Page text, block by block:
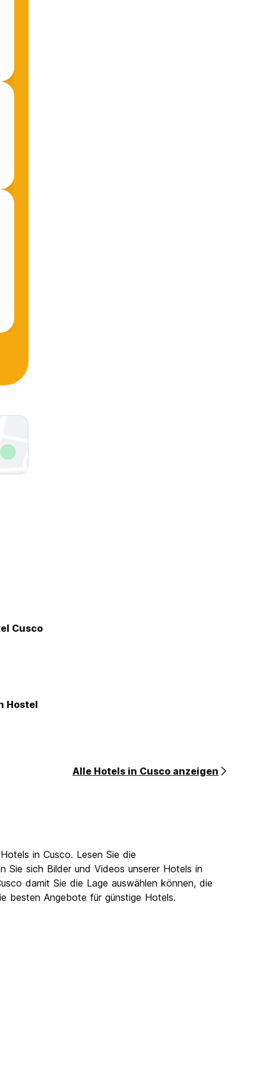
Cusco
Hostel
Alle Hotels in Cusco anzeigen
in Cusco. Lesen Sie die
Sie sich Bilder und Videos unserer Hotels in
damit Sie die Lage auswählen können, die
besten Angebote für günstige Hotels.